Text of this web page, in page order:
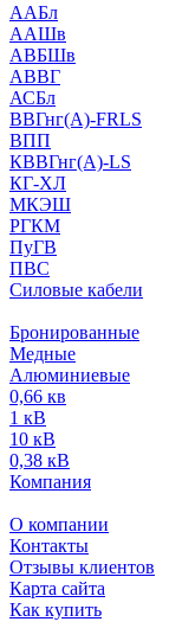
ААБл
ААШв
АВБШв
АВВГ
АСБл
ВВГнг(А)-FRLS
ВПП
КВВГнг(А)-LS
КГ-ХЛ
МКЭШ
РГКМ
ПуГВ
ПВС
Силовые кабели
Бронированные
Медные
Алюминиевые
0,66 кв
1 кВ
10 кВ
0,38 кВ
Компания
О компании
Контакты
Отзывы клиентов
Карта сайта
Как купить